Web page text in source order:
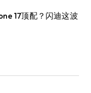
17顶配？闪迪这波